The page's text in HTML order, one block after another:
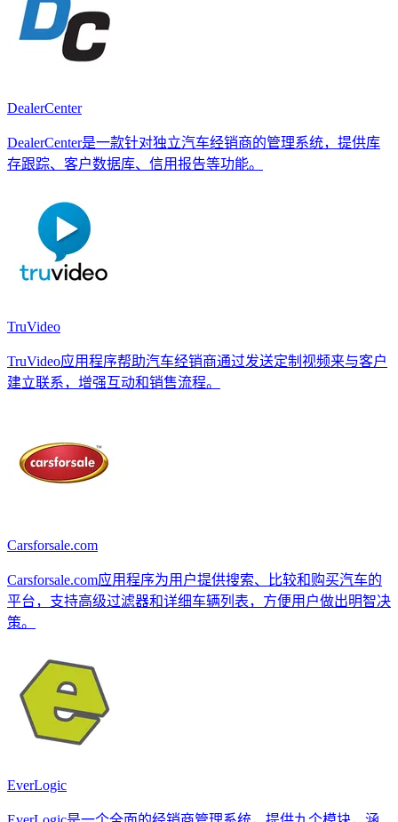
DealerCenter
DealerCenter是一款针对独立汽车经销商的管理系统，提供库
存跟踪、客户数据库、信用报告等功能。
TruVideo
TruVideo应用程序帮助汽车经销商通过发送定制视频来与客户
建立联系，增强互动和销售流程。
Carsforsale.com
Carsforsale.com应用程序为用户提供搜索、比较和购买汽车的
平台，支持高级过滤器和详细车辆列表，方便用户做出明智决
策。
EverLogic